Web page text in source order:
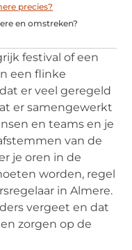
precies?
en omstreken?
festival of een
een flinke
er veel geregeld
er samengewerkt
en teams en je
van de
je oren in de
worden, regel
in Almere.
vergeet en dat
zorgen op de